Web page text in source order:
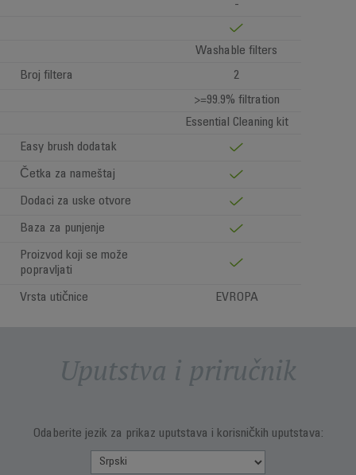
-
Washable filters
Broj filtera
2
>=99.9% filtration
Essential Cleaning kit
Easy brush dodatak
Četka za nameštaj
Dodaci za uske otvore
Baza za punjenje
Proizvod koji se može
popravljati
Vrsta utičnice EVROPA
Uputstva i priručnik
Odaberite jezik za prikaz uputstava i korisničkih uputstava: